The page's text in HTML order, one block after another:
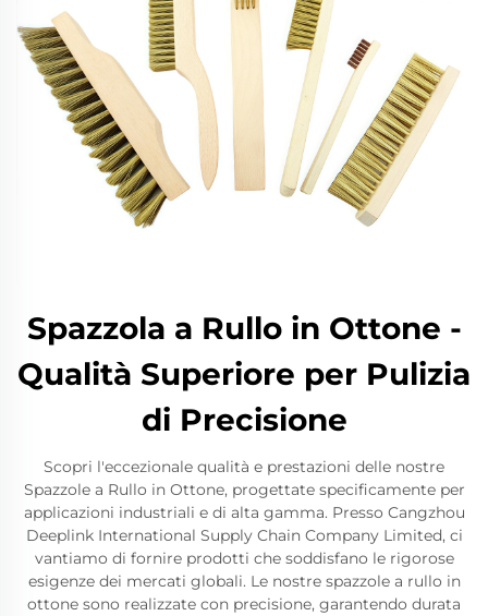
Spazzola a Rullo in Ottone -
Qualità Superiore per Pulizia
di Precisione
Scopri l'eccezionale qualità e prestazioni delle nostre
Spazzole a Rullo in Ottone, progettate specificamente per
applicazioni industriali e di alta gamma. Presso Cangzhou
Deeplink International Supply Chain Company Limited, ci
vantiamo di fornire prodotti che soddisfano le rigorose
esigenze dei mercati globali. Le nostre spazzole a rullo in
ottone sono realizzate con precisione, garantendo durata